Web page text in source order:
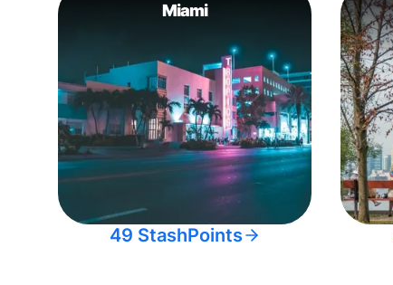
Miami
49 StashPoints